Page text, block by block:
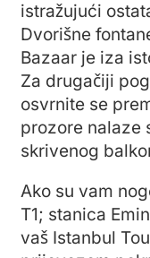
istražujući
Dvorišne
Bazaar je iza
Za drugačiji
osvrnite se
prozore nalaze
skrivenog
Ako su vam
T1; stanica
vaš Istanbul